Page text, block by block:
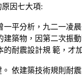
因七大項:
平分析，九二一凌
築物，因第二次振
耐震設計規 範，才
依建築技術規則耐